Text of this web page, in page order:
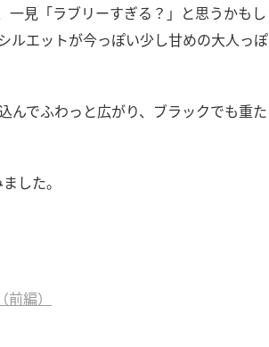
一見「ラブリーすぎる？」と思うかもし
ルエットが今っぽい少し甘めの大人っぽ
んでふわっと広がり、ブラックでも重た
した。
編）